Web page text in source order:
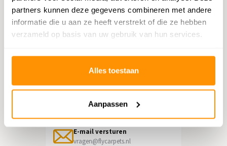
partners kunnen deze gegevens combineren met andere
informatie die u aan ze heeft verstrekt of die ze hebben
verzameld op basis van uw gebruik van hun services.
Alles toestaan
Aanpassen
Neem contact op met onze
klantenservice
Informatie over het terugsturen
Chat direct
E-mail versturen
vragen@flycarpets.nl